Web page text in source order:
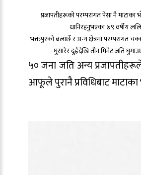
प्रजापतीहरूको परम्परागत पेसा नै
धानिरहनुभएका ७९ वर्षीय
भक्तपुरको बलाछेँ र अन्य क्षेत्रमा परम्परागत
घुसारेर दुईदेखि तीन मिनेट जति
५० जना जति अन्य
आफूले पुरानै प्रविधिबाट माटाका